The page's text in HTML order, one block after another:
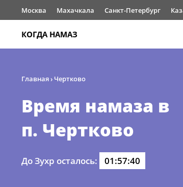
Москва Махачкала Санкт-Петербург
КОГДА НАМАЗ
Главная› Чертково
Время намаза в
п. Чертково
До Зухр осталось: 01:57:40